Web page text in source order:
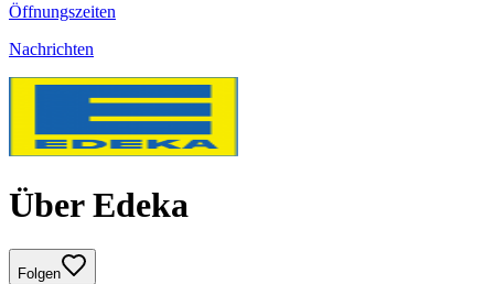
Öffnungszeiten
Nachrichten
Über Edeka
Folgen